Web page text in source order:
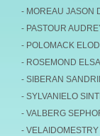
- MOREAU JASON
- PASTOUR
- POLOMACK
- ROSEMOND
- SIBERAN
- SYLVANIELO
- VALBERG
-